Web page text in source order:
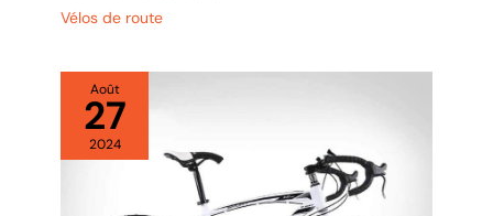
Vélos de route
Août
27
2024